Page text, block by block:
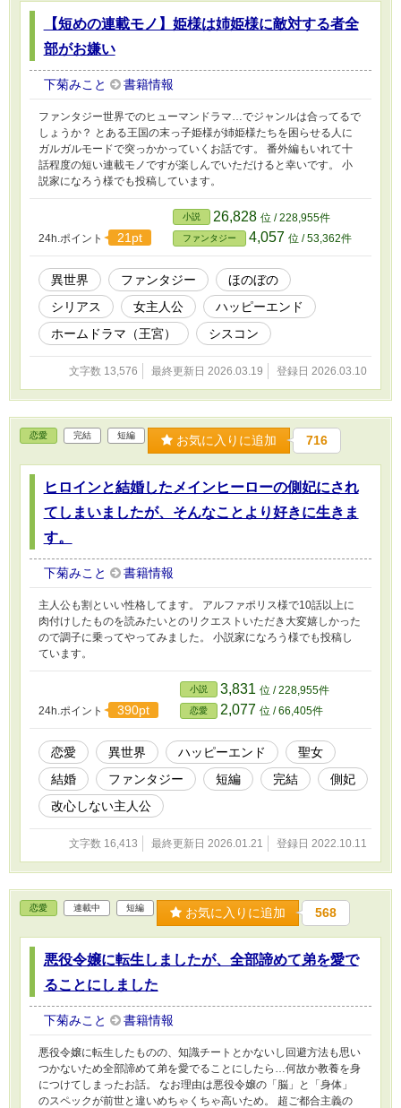
【短めの連載モノ】姫様は姉姫様に敵対する者全
部がお嫌い
下菊みこと 書籍情報
ファンタジー世界でのヒューマンドラマ…でジャンルは合ってるで
しょうか？ とある王国の末っ子姫様が姉姫様たちを困らせる人に
ガルガルモードで突っかかっていくお話です。 番外編もいれて十
話程度の短い連載モノですが楽しんでいただけると幸いです。 小
説家になろう様でも投稿しています。
24h.ポイント 21pt
小説 26,828 位 / 228,955件
ファンタジー 4,057 位 / 53,362件
異世界 ファンタジー
ほのぼの
シリアス
女主人公
ハッピーエンド
ホームドラマ（王宮）
シスコン
文字数 13,576 最終更新日 2026.03.19 登録日 2026.03.10
恋愛 完結 短編 お気に入りに追加 716
ヒロインと結婚したメインヒーローの側妃にされ
てしまいましたが、そんなことより好きに生きま
す。
下菊みこと 書籍情報
主人公も割といい性格してます。 アルファポリス様で10話以上に
肉付けしたものを読みたいとのリクエストいただき大変嬉しかった
ので調子に乗ってやってみました。 小説家になろう様でも投稿し
ています。
24h.ポイント 390pt
小説 3,831 位 / 228,955件
恋愛 2,077 位 / 66,405件
恋愛 異世界 ハッピーエンド
聖女
結婚
ファンタジー 短編 完結
側妃
改心しない主人公
文字数 16,413 最終更新日 2026.01.21 登録日 2022.10.11
恋愛 連載中 短編 お気に入りに追加 568
悪役令嬢に転生しましたが、全部諦めて弟を愛で
ることにしました
下菊みこと 書籍情報
悪役令嬢に転生したものの、知識チートとかないし回避方法も思い
つかないため全部諦めて弟を愛でることにしたら…何故か教養を身
につけてしまったお話。 なお理由は悪役令嬢の「脳」と「身体」
のスペックが前世と違いめちゃくちゃ高いため。 超ご都合主義の